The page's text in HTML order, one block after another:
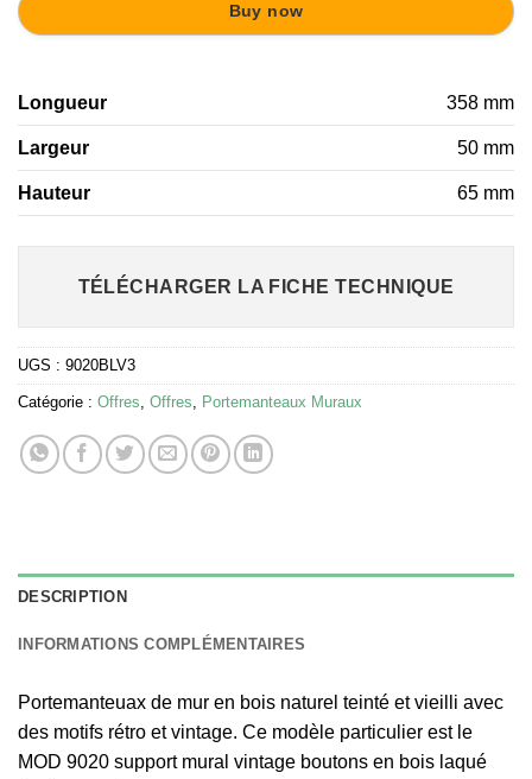
Buy now
Longueur 358 mm
Largeur 50 mm
Hauteur 65 mm
TÉLÉCHARGER LA FICHE TECHNIQUE
UGS : 9020BLV3
Catégorie : Offres Offres Portemanteaux Muraux
DESCRIPTION
INFORMATIONS COMPLÉMENTAIRES
Portemanteuax de mur en bois naturel teinté et vieilli avec
des motifs rétro et vintage. Ce modèle particulier est le
MOD 9020 support mural vintage boutons en bois laqué